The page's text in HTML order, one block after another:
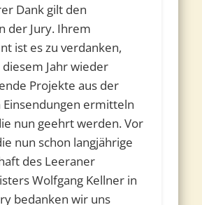
Dank gilt den
der Jury. Ihrem
ist es zu verdanken,
diesem Jahr wieder
Projekte aus der
Einsendungen ermitteln
nun geehrt werden. Vor
nun schon langjährige
des Leeraner
Wolfgang Kellner in
bedanken wir uns